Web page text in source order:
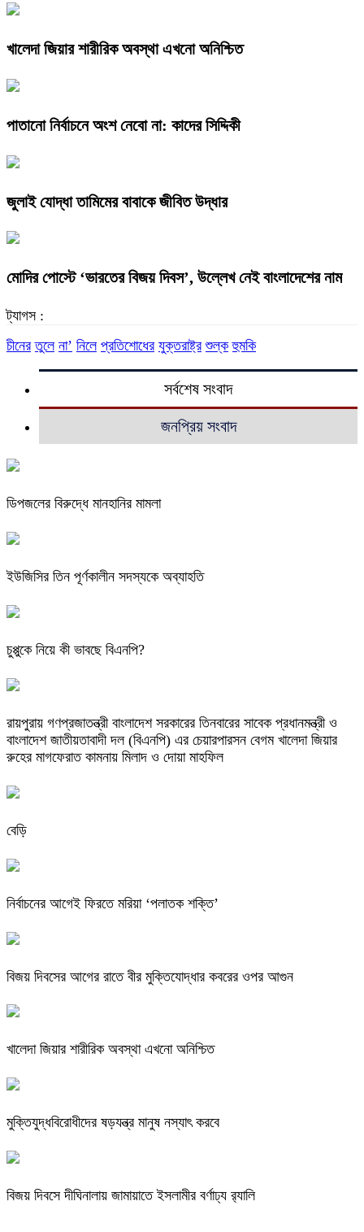
খালেদা জিয়ার শারীরিক অবস্থা এখনো অনিশ্চিত
পাতানো নির্বাচনে অংশ নেবো না: কাদের সিদ্দিকী
জুলাই যোদ্ধা তামিমের বাবাকে জীবিত উদ্ধার
মোদির পোস্টে ‘ভারতের বিজয় দিবস’, উল্লেখ নেই বাংলাদেশের নাম
ট্যাগস :
চীনের তুলে না’ নিলে প্রতিশোধের যুক্তরাষ্ট্র শুল্ক হুমকি
সর্বশেষ সংবাদ
জনপ্রিয় সংবাদ
ডিপজলের বিরুদ্ধে মানহানির মামলা
ইউজিসির তিন পূর্ণকালীন সদস্যকে অব্যাহতি
চুপ্পুকে নিয়ে কী ভাবছে বিএনপি?
রায়পুরায় গণপ্রজাতন্ত্রী বাংলাদেশ সরকারের তিনবারের সাবেক প্রধানমন্ত্রী ও
বাংলাদেশ জাতীয়তাবাদী দল (বিএনপি) এর চেয়ারপারসন বেগম খালেদা জিয়ার
রুহের মাগফেরাত কামনায় মিলাদ ও দোয়া মাহফিল
বেড়ি
নির্বাচনের আগেই ফিরতে মরিয়া ‘পলাতক শক্তি’
বিজয় দিবসের আগের রাতে বীর মুক্তিযোদ্ধার কবরের ওপর আগুন
খালেদা জিয়ার শারীরিক অবস্থা এখনো অনিশ্চিত
মুক্তিযুদ্ধবিরোধীদের ষড়যন্ত্র মানুষ নস্যাৎ করবে
বিজয় দিবসে দীঘিনালায় জামায়াতে ইসলামীর বর্ণাঢ্য র‍্যালি